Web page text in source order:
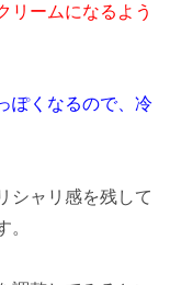
リームになるよう
ぽくなるので、冷
シャリ感を残して
。